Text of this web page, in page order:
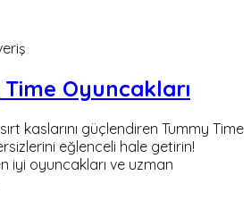
Oyuncakları
kaslarını güçlendiren Tummy Time
eğlenceli hale getirin!
iyi oyuncakları ve uzman